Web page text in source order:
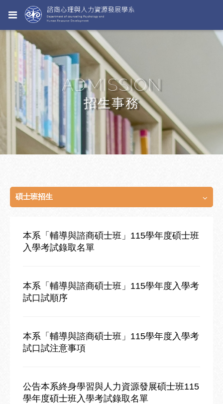
ADMISSION
招生事務
碩士班招生
本系「輔導與諮商碩士班」115學年度碩士班
入學考試錄取名單
本系「輔導與諮商碩士班」115學年度入學考
試口試順序
本系「輔導與諮商碩士班」115學年度入學考
試口試注意事項
公告本系終身學習與人力資源發展碩士班115
學年度碩士班入學考試錄取名單